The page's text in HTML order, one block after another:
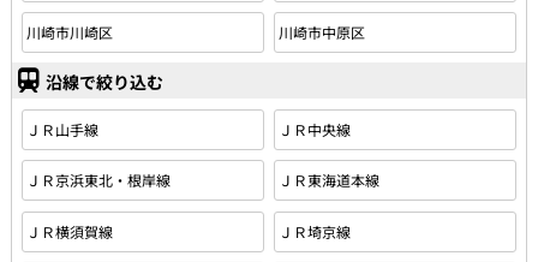
川崎市川崎区 川崎市中原区
沿線で絞り込む
ＪＲ山手線 ＪＲ中央線
ＪＲ京浜東北・根岸線 ＪＲ東海道本線
ＪＲ横須賀線 ＪＲ埼京線